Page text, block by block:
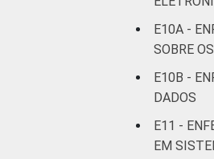
E10A -
SOBRE
E10B -
DADOS
E11 -
EM